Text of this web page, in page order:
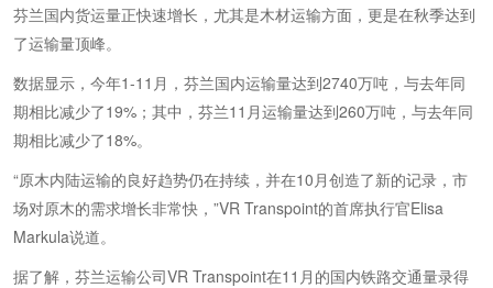
芬兰国内货运量正快速增长，尤其是木材运输方面，更是在秋季达到
了运输量顶峰。
数据显示，今年1-11月，芬兰国内运输量达到2740万吨，与去年同
期相比减少了19%；其中，芬兰11月运输量达到260万吨，与去年同
期相比减少了18%。
“原木内陆运输的良好趋势仍在持续，并在10月创造了新的记录，市
场对原木的需求增长非常快，”VR Transpoint的首席执行官Elisa
Markula说道。
据了解，芬兰运输公司VR Transpoint在11月的国内铁路交通量录得